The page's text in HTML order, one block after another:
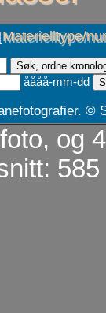
Materielltype/
åååå-mm-dd
©
og
585